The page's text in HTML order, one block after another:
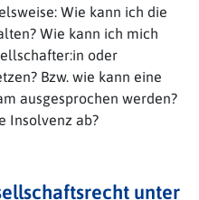
Wie kann ich die
Wie kann ich mich
oder
Bzw. wie kann eine
ausgesprochen werden?
Insolvenz ab?
unter